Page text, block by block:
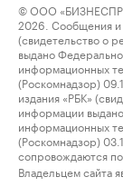
© ООО
2026. Сообщения и
(свидетельство о
выдано
информационных
(Роскомнадзор)
издания «РБК»
информации
информационных
(Роскомнадзор)
сопровождаются
Владельцем сайта